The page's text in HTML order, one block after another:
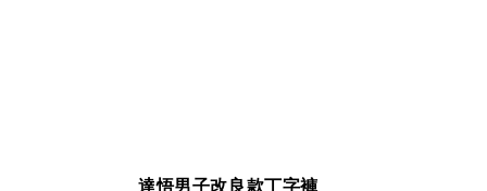
達悟男子改良款丁字褲